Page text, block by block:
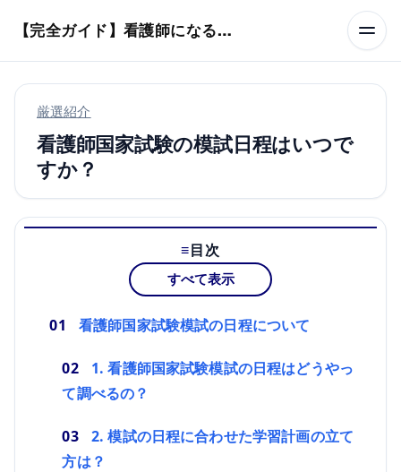
【完全ガイド】看護師になるまでのステップ＆スケジュール
厳選紹介
看護師国家試験の模試日程はいつで
すか？
目次
すべて表示
看護師国家試験模試の日程について
1. 看護師国家試験模試の日程はどうやっ
て調べるの？
2. 模試の日程に合わせた学習計画の立て
方は？